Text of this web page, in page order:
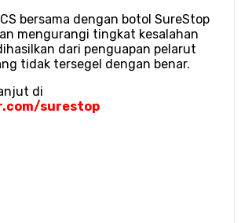
bersama dengan botol SureStop
mengurangi tingkat kesalahan
dari penguapan pelarut
tidak tersegel dengan benar.
t di
surestop